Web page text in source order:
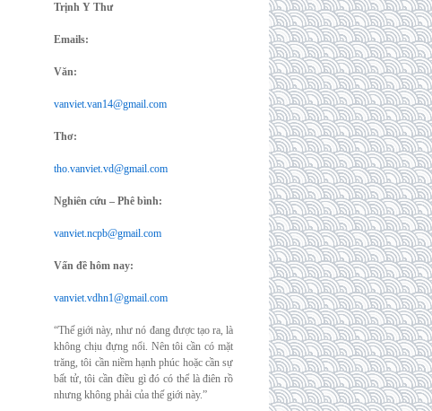
Trịnh Y Thư
Emails:
Văn:
vanviet.van14@gmail.com
Thơ:
tho.vanviet.vd@gmail.com
Nghiên cứu – Phê bình:
vanviet.ncpb@gmail.com
Vấn đề hôm nay:
vanviet.vdhn1@gmail.com
“Thế giới này, như nó đang được tạo ra, là
không chịu đựng nổi. Nên tôi cần có mặt
trăng, tôi cần niềm hạnh phúc hoặc cần sự
bất tử, tôi cần điều gì đó có thể là điên rồ
nhưng không phải của thế giới này.”